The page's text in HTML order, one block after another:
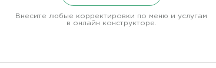
Внесите любые корректировки по меню и услугам
в онлайн конструкторе.